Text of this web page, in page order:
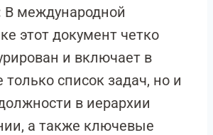
В международной
этот документ четко
и включает в
только список задач, но и
в иерархии
а также ключевые